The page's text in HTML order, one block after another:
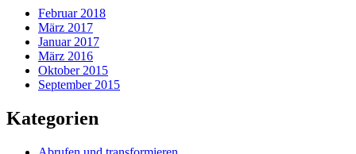
Februar 2018
März 2017
Januar 2017
März 2016
Oktober 2015
September 2015
Kategorien